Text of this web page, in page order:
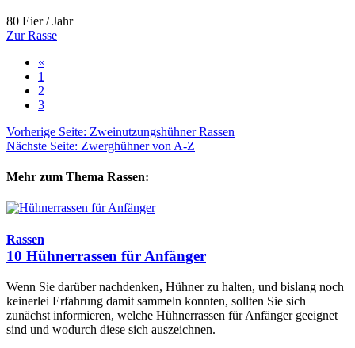
80 Eier / Jahr
Zur Rasse
«
1
2
3
Vorherige Seite: Zweinutzungshühner Rassen
Nächste Seite: Zwerghühner von A-Z
Mehr zum Thema Rassen:
Rassen
10 Hühnerrassen für Anfänger
Wenn Sie darüber nachdenken, Hühner zu halten, und bislang noch
keinerlei Erfahrung damit sammeln konnten, sollten Sie sich
zunächst informieren, welche Hühnerrassen für Anfänger geeignet
sind und wodurch diese sich auszeichnen.